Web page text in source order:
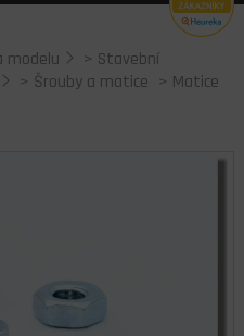
modelu > Stavební
> Šrouby a matice > Matice